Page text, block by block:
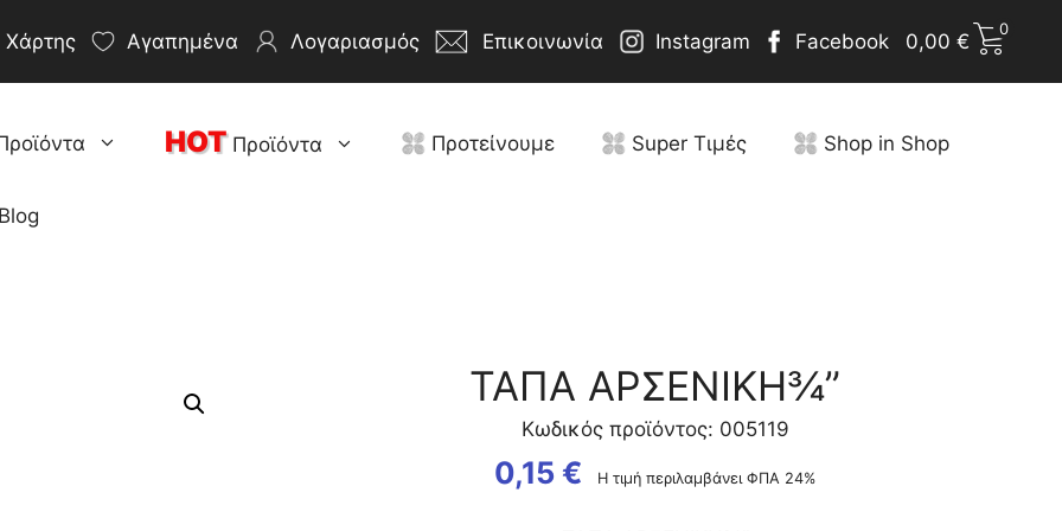
Χάρτης Αγαπημένα Λογαριασμός Επικοινωνία Instagram Facebook 0,00 €
0
HOTΠροϊόντα Προτείνουμε Super Τιμές Shop in Shop
Blog
ΤΑΠΑ ΑΡΣΕΝΙΚΗ¾”
Κωδικός προϊόντος: 005119
0,15 € Η τιμή περιλαμβάνει ΦΠΑ 24%